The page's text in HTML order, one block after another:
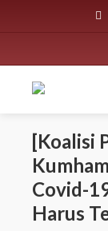
[Koalisi
Covid-
Harus